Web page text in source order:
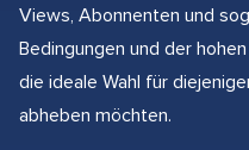
Views, Abonnenten und
Bedingungen und der
die ideale Wahl für
abheben möchten.